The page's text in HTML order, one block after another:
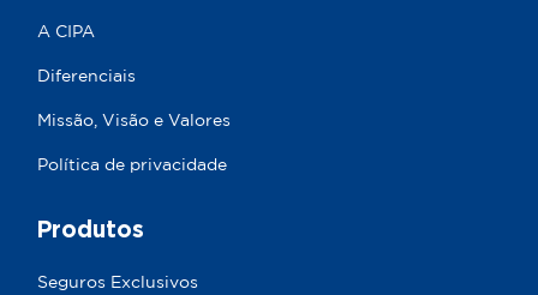
A CIPA
Diferenciais
Missão, Visão e Valores
Política de privacidade
Produtos
Seguros Exclusivos